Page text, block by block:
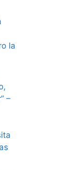
la
–